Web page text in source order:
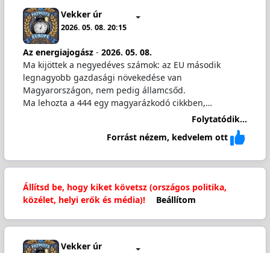
Vekker úr
2026. 05. 08. 20:15
Az energiajogász- 2026. 05. 08.
Ma kijöttek a negyedéves számok: az EU második
legnagyobb gazdasági növekedése van
Magyarországon, nem pedig államcsőd.
Ma lehozta a 444 egy magyarázkodó cikkben,…
Folytatódik...
Forrást nézem, kedvelem ott
Állítsd be, hogy kiket követsz (országos politika,
közélet, helyi erők és média)!
Beállítom
Vekker úr